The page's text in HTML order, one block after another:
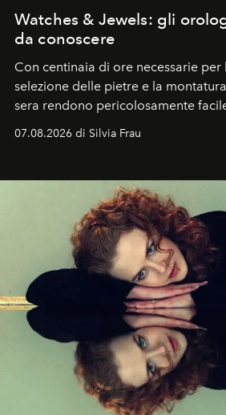
Watches & Jewels: gli
da conoscere
Con centinaia di ore necessarie
selezione delle pietre e la
sera rendono pericolosamente
cognizione del tempo. Ma con
07.08.2026 di Silvia Frau